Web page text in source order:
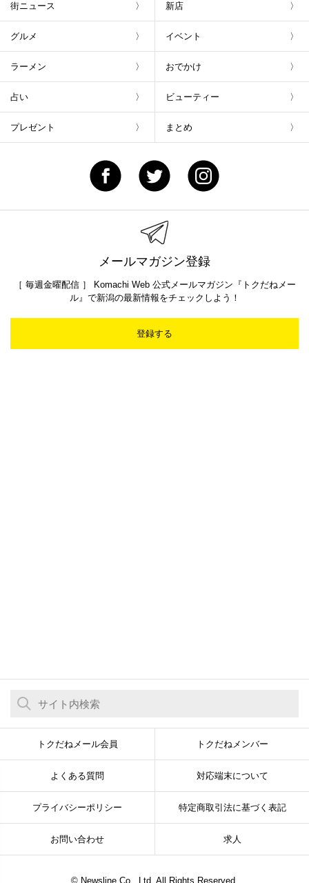
街ニュース 新店
グルメ イベント
ラーメン おでかけ
占い ビューティー
プレゼント まとめ
メールマガジン登録
［ 毎週金曜配信 ］ Komachi Web 公式メールマガジン『トクだねメー
ル』で新潟の最新情報をチェックしよう！
登録する
トクだねメール会員 トクだねメンバー
よくある質問 対応端末について
プライバシーポリシー 特定商取引法に基づく表記
お問い合わせ 求人
© Newsline Co., Ltd. All Rights Reserved.